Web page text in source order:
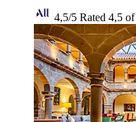
4,5/5 Rated 4,5